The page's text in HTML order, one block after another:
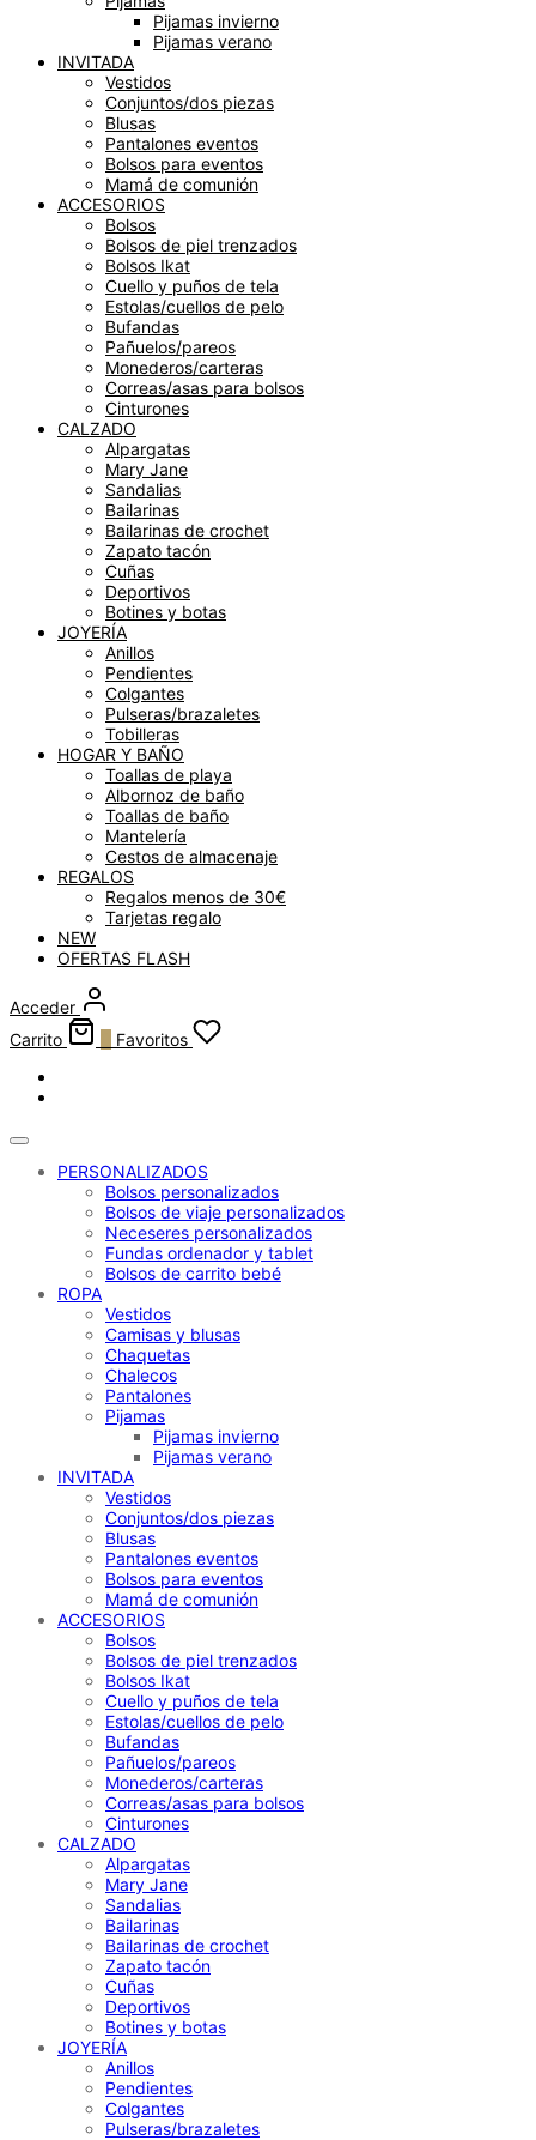
Pijamas invierno
Pijamas verano
INVITADA
Vestidos
Conjuntos/dos piezas
Blusas
Pantalones eventos
Bolsos para eventos
Mamá de comunión
ACCESORIOS
Bolsos
Bolsos de piel trenzados
Bolsos Ikat
Cuello y puños de tela
Estolas/cuellos de pelo
Bufandas
Pañuelos/pareos
Monederos/carteras
Correas/asas para bolsos
Cinturones
CALZADO
Alpargatas
Mary Jane
Sandalias
Bailarinas
Bailarinas de crochet
Zapato tacón
Cuñas
Deportivos
Botines y botas
JOYERÍA
Anillos
Pendientes
Colgantes
Pulseras/brazaletes
Tobilleras
HOGAR Y BAÑO
Toallas de playa
Albornoz de baño
Toallas de baño
Mantelería
Cestos de almacenaje
REGALOS
Regalos menos de 30€
Tarjetas regalo
NEW
OFERTAS FLASH
Acceder
Carrito
Favoritos
PERSONALIZADOS
Bolsos personalizados
Bolsos de viaje personalizados
Neceseres personalizados
Fundas ordenador y tablet
Bolsos de carrito bebé
ROPA
Vestidos
Camisas y blusas
Chaquetas
Chalecos
Pantalones
Pijamas
Pijamas invierno
Pijamas verano
INVITADA
Vestidos
Conjuntos/dos piezas
Blusas
Pantalones eventos
Bolsos para eventos
Mamá de comunión
ACCESORIOS
Bolsos
Bolsos de piel trenzados
Bolsos Ikat
Cuello y puños de tela
Estolas/cuellos de pelo
Bufandas
Pañuelos/pareos
Monederos/carteras
Correas/asas para bolsos
Cinturones
CALZADO
Alpargatas
Mary Jane
Sandalias
Bailarinas
Bailarinas de crochet
Zapato tacón
Cuñas
Deportivos
Botines y botas
JOYERÍA
Anillos
Pendientes
Colgantes
Pulseras/brazaletes